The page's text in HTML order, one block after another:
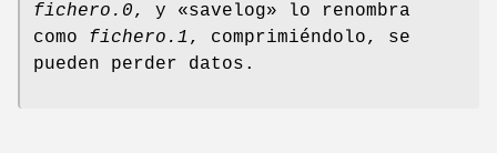
fichero.0, y «savelog» lo renombra
como fichero.1, comprimiéndolo, se
pueden perder datos.